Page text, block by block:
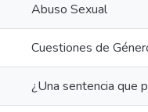
Abuso Sexual
Cuestiones de
¿Una sentencia que